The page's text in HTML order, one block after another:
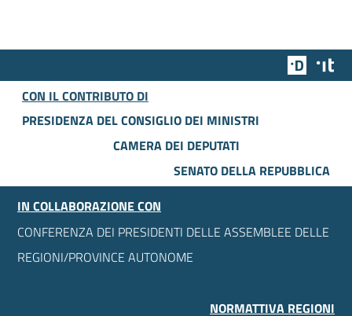
Team
CON IL CONTRIBUTO DI
PRESIDENZA DEL CONSIGLIO DEI MINISTRI
CAMERA DEI DEPUTATI
SENATO DELLA REPUBBLICA
IN COLLABORAZIONE CON
CONFERENZA DEI PRESIDENTI DELLE ASSEMBLEE DELLE
REGIONI/PROVINCE AUTONOME
NORMATTIVA REGIONI